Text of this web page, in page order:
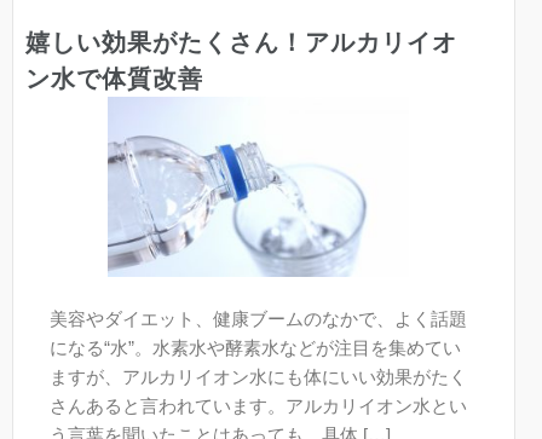
嬉しい効果がたくさん！アルカリイオ
ン水で体質改善
美容やダイエット、健康ブームのなかで、よく話題
になる“水”。水素水や酵素水などが注目を集めてい
ますが、アルカリイオン水にも体にいい効果がたく
さんあると言われています。アルカリイオン水とい
う言葉を聞いたことはあっても、具体 […]